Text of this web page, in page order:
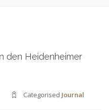
den Heidenheimer
Categorised Journal